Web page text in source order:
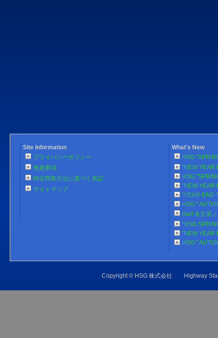
Site Information
プライバシーポリシー
免責事項
特定商取引法に基づく表記
サイトマップ
What's New
HSG
"NEW YEAR
HSG
"NEW YEAR
"YEAR-END
HSG "
Gulf 名古屋
"HSG
"NEW YEAR
HSG "
Copyright © HSG 株式会社 Highway Star